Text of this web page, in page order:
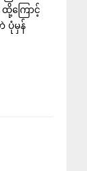
ထို့ကြောင့်
ပုံမှန်